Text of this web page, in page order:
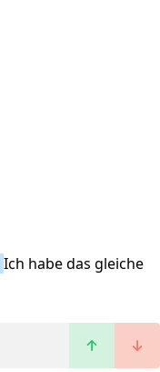
Ich habe das gleiche